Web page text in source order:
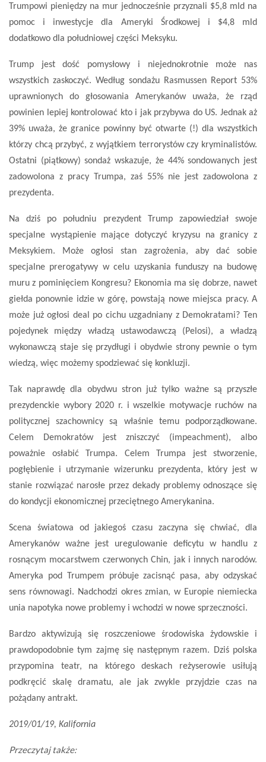
Trumpowi pieniędzy na mur jednocześnie przyznali $5,8 mld na
pomoc i inwestycje dla Ameryki Środkowej i $4,8 mld
dodatkowo dla południowej części Meksyku.
Trump jest dość pomysłowy i niejednokrotnie może nas
wszystkich zaskoczyć. Według sondażu Rasmussen Report 53%
uprawnionych do głosowania Amerykanów uważa, że rząd
powinien lepiej kontrolować kto i jak przybywa do US. Jednak aż
39% uważa, że granice powinny być otwarte (!) dla wszystkich
którzy chcą przybyć, z wyjątkiem terrorystów czy kryminalistów.
Ostatni (piątkowy) sondaż wskazuje, że 44% sondowanych jest
zadowolona z pracy Trumpa, zaś 55% nie jest zadowolona z
prezydenta.
Na dziś po południu prezydent Trump zapowiedział swoje
specjalne wystąpienie mające dotyczyć kryzysu na granicy z
Meksykiem. Może ogłosi stan zagrożenia, aby dać sobie
specjalne prerogatywy w celu uzyskania funduszy na budowę
muru z pominięciem Kongresu? Ekonomia ma się dobrze, nawet
giełda ponownie idzie w górę, powstają nowe miejsca pracy. A
może już ogłosi deal po cichu uzgadniany z Demokratami? Ten
pojedynek między władzą ustawodawczą (Pelosi), a władzą
wykonawczą staje się przydługi i obydwie strony pewnie o tym
wiedzą, więc możemy spodziewać się konkluzji.
Tak naprawdę dla obydwu stron już tylko ważne są przyszłe
prezydenckie wybory 2020 r. i wszelkie motywacje ruchów na
politycznej szachownicy są właśnie temu podporządkowane.
Celem Demokratów jest zniszczyć (impeachment), albo
poważnie osłabić Trumpa. Celem Trumpa jest stworzenie,
pogłębienie i utrzymanie wizerunku prezydenta, który jest w
stanie rozwiązać narosłe przez dekady problemy odnoszące się
do kondycji ekonomicznej przeciętnego Amerykanina.
Scena światowa od jakiegoś czasu zaczyna się chwiać, dla
Amerykanów ważne jest uregulowanie deficytu w handlu z
rosnącym mocarstwem czerwonych Chin, jak i innych narodów.
Ameryka pod Trumpem próbuje zacisnąć pasa, aby odzyskać
sens równowagi. Nadchodzi okres zmian, w Europie niemiecka
unia napotyka nowe problemy i wchodzi w nowe sprzeczności.
Bardzo aktywizują się roszczeniowe środowiska żydowskie i
prawdopodobnie tym zajmę się następnym razem. Dziś polska
przypomina teatr, na którego deskach reżyserowie usiłują
podkręcić skalę dramatu, ale jak zwykle przyjdzie czas na
pożądany antrakt.
2019/01/19, Kalifornia
Przeczytaj także: